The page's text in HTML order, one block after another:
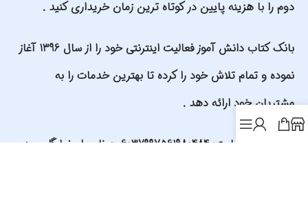
دوم را با هزینه پایین در کوتاه ترین زمان خریداری کنید .
بانک کتاب دانش آموز فعالیت اینترنتی خود را از سال 1396 آغاز
نموده و تمام تلاش خود را کرده تا بهترین خدمات را به
مشتریان خود ارائه دهد .
شماره کارت سایت: 6037997561980484 به نام علیرضا گلمحمدی